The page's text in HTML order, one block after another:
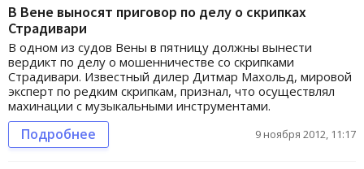
В Вене выносят приговор по делу о скрипках
Страдивари
В одном из судов Вены в пятницу должны вынести
вердикт по делу о мошенничестве со скрипками
Страдивари. Известный дилер Дитмар Махольд, мировой
эксперт по редким скрипкам, признал, что осуществлял
махинации с музыкальными инструментами.
Подробнее 9 ноября 2012, 11:17